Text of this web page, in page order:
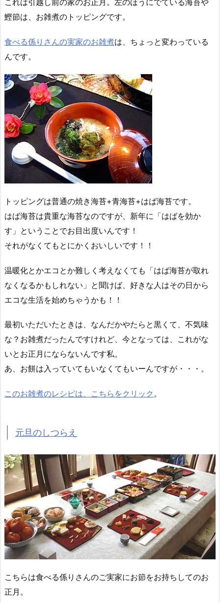
これは引越し前の家のお正月。左のほうにでている海苔や
鰹節は、お雑煮のトッピングです。
食べる係りさんの実家のお雑煮は、ちょっと変わっている
んです。
トッピングは普通の焼き海苔+青海苔+はば海苔です。
はば海苔は貴重な海苔なのですが、新年に「はばを効か
す」ということでお目出度いんです！
それがなくてもとにかくおいしいです！！
温暖化とかエコとか難しく考えなくても「はば海苔が取れ
なくなるかもしれない」と聞けば、好きな人はその日から
エコな生活を始めちゃうかも！！
最初いただいたときは、なんだかやたらと黒くて、不気味
な？お雑煮だったんですけれど、今となっては、これがな
いとお正月にならないんです私。
あ、お餅は入っていてもいなくてもいーんですが・・・。
このお雑煮のレシピは、こちらをクリック 。
元旦のしつらえ
こちらは食べる係りさんのご実家にお節をお持ちしてのお
正月。